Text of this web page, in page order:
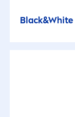
Black&White